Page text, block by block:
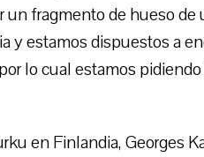
fragmento de hueso de
y estamos dispuestos a
lo cual estamos
en Finlandia, Georges